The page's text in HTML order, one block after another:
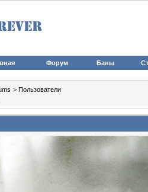
Форум Баны
> Пользователи